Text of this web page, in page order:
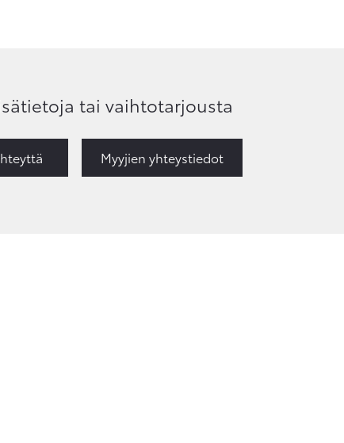
tai vaihtotarjousta
Myyjien yhteystiedot